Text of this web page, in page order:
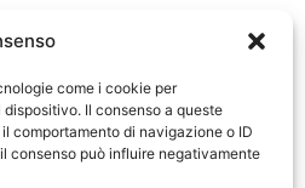
come i cookie per
Il consenso a queste
comportamento di navigazione o ID
consenso può influire negativamente